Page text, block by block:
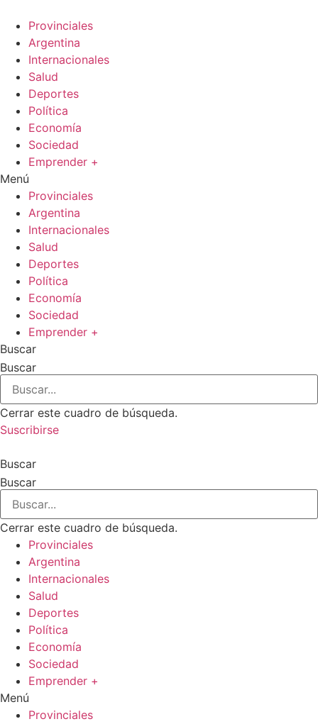
contenido
Provinciales
Argentina
Internacionales
Salud
Deportes
Política
Economía
Sociedad
Emprender +
Menú
Provinciales
Argentina
Internacionales
Salud
Deportes
Política
Economía
Sociedad
Emprender +
Buscar
Buscar
Cerrar este cuadro de búsqueda.
Suscribirse
Buscar
Buscar
Cerrar este cuadro de búsqueda.
Provinciales
Argentina
Internacionales
Salud
Deportes
Política
Economía
Sociedad
Emprender +
Menú
Provinciales